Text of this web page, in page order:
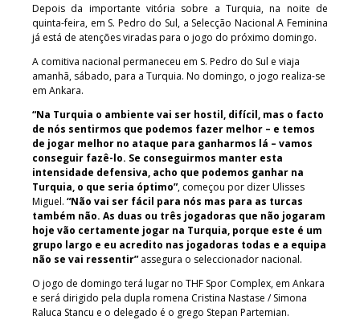
Depois da importante vitória sobre a Turquia, na noite de
quinta-feira, em S. Pedro do Sul, a Selecção Nacional A Feminina
já está de atenções viradas para o jogo do próximo domingo.
A comitiva nacional permaneceu em S. Pedro do Sul e viaja
amanhã, sábado, para a Turquia. No domingo, o jogo realiza-se
em Ankara.
“Na Turquia o ambiente vai ser hostil, difícil, mas o facto
de nós sentirmos que podemos fazer melhor – e temos
de jogar melhor no ataque para ganharmos lá – vamos
conseguir fazê-lo. Se conseguirmos manter esta
intensidade defensiva, acho que podemos ganhar na
Turquia, o que seria óptimo”, começou por dizer Ulisses
Miguel. “Não vai ser fácil para nós mas para as turcas
também não. As duas ou três jogadoras que não jogaram
hoje vão certamente jogar na Turquia, porque este é um
grupo largo e eu acredito nas jogadoras todas e a equipa
não se vai ressentir” assegura o seleccionador nacional.
O jogo de domingo terá lugar no THF Spor Complex, em Ankara
e será dirigido pela dupla romena Cristina Nastase / Simona
Raluca Stancu e o delegado é o grego Stepan Partemian.